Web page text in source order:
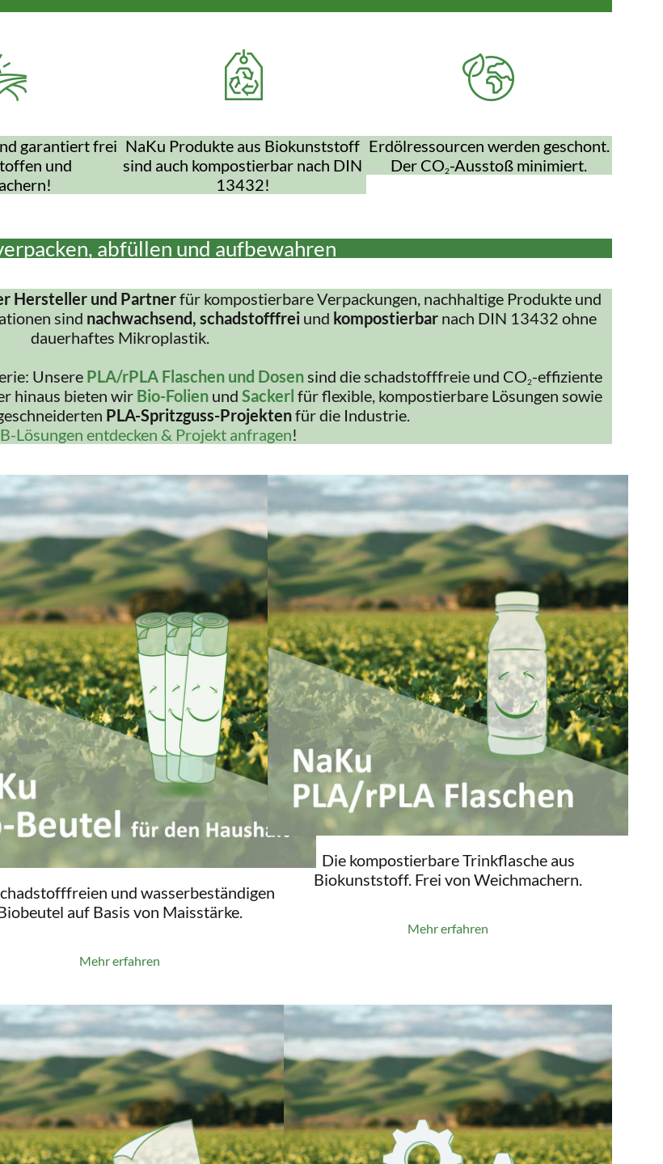
garantiert frei
und
NaKu Produkte aus Biokunststoff
sind auch kompostierbar nach DIN
13432!
Erdölressourcen werden geschont.
Der CO2-Ausstoß minimiert.
abfüllen und aufbewahren
Hersteller und Partnerfür kompostierbare Verpackungen, nachhaltige Produkte und
sind nachwachsend, schadstofffreiund kompostierbar nach DIN 13432 ohne
dauerhaftes Mikroplastik.
Unsere PLA/rPLA Flaschen und Dosensind die schadstofffreie und CO2-effiziente
hinaus bieten wir Bio-Folien und Sackerl für flexible, kompostierbare Lösungen sowie
PLA-Spritzguss-Projektenfür die Industrie.
Lösungen entdecken & Projekt anfragen!
und wasserbeständigen
auf Basis von Maisstärke.
Mehr erfahren
Die kompostierbare Trinkflasche aus
Biokunststoff. Frei von Weichmachern.
Mehr erfahren